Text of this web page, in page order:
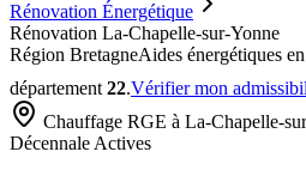
Rénovation Énergétique
Rénovation La-Chapelle-sur-Yonne
Région BretagneAides énergétiques
département 22.Vérifier mon
Chauffage RGE à La-Chapelle-
Décennale Actives